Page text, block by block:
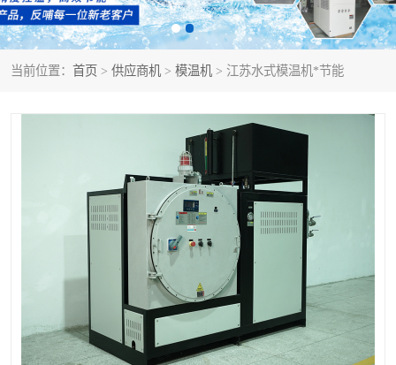
当前位置： 首页 > 供应商机 > 模温机 > 江苏水式模温机*节能